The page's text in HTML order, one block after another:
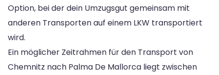
Option, bei der dein Umzugsgut gemeinsam mit
anderen Transporten auf einem LKW transportiert
wird.
Ein möglicher Zeitrahmen für den Transport von
Chemnitz nach Palma De Mallorca liegt zwischen